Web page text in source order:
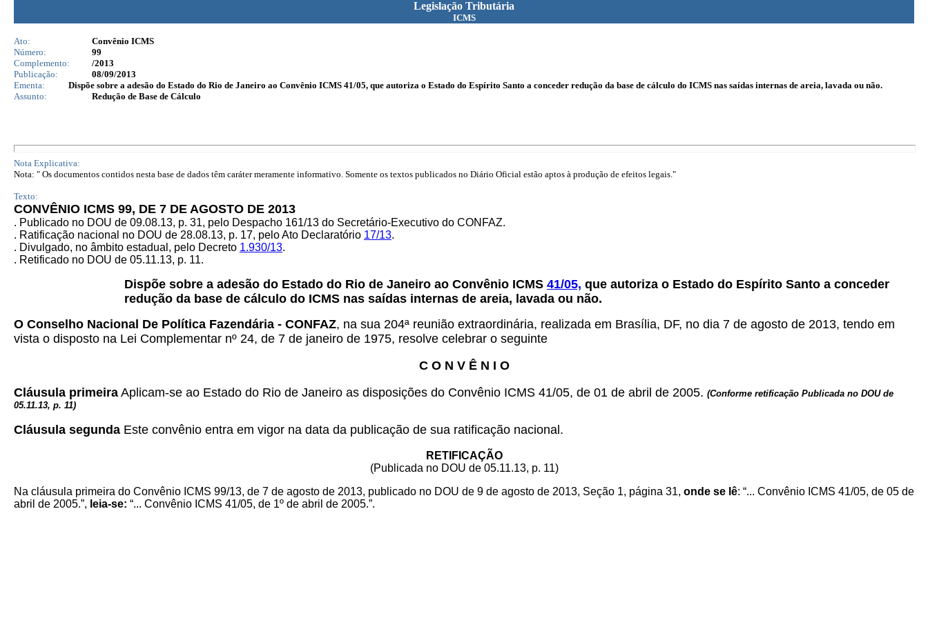
Legislação Tributária
ICMS
Ato:
Convênio ICMS
Número:
99
Complemento:
/2013
Publicação:
08/09/2013
Ementa:
Dispõe sobre a adesão do Estado do Rio de Janeiro ao Convênio ICMS 41/05, que autoriza o Estado do Espírito Santo a conceder redução da base de cálculo do ICMS nas saídas internas de areia, lavada ou não.
Assunto:
Redução de Base de Cálculo
Nota Explicativa:
Nota: " Os documentos contidos nesta base de dados têm caráter meramente informativo. Somente os textos publicados no Diário Oficial estão aptos à produção de efeitos legais."
Texto:
CONVÊNIO ICMS 99, DE 7 DE AGOSTO DE 2013
. Publicado no DOU de 09.08.13, p. 31, pelo Despacho 161/13 do Secretário-Executivo do CONFAZ.
. Ratificação nacional no DOU de 28.08.13, p. 17, pelo Ato Declaratório 17/13.
. Divulgado, no âmbito estadual, pelo Decreto 1.930/13.
. Retificado no DOU de 05.11.13, p. 11.
Dispõe sobre a adesão do Estado do Rio de Janeiro ao Convênio ICMS 41/05, que autoriza o Estado do Espírito Santo a conceder
redução da base de cálculo do ICMS nas saídas internas de areia, lavada ou não.
O Conselho Nacional De Política Fazendária - CONFAZ, na sua 204ª reunião extraordinária, realizada em Brasília, DF, no dia 7 de agosto de 2013, tendo em
vista o disposto na Lei Complementar nº 24, de 7 de janeiro de 1975, resolve celebrar o seguinte
C O N V Ê N I O
Cláusula primeira Aplicam-se ao Estado do Rio de Janeiro as disposições do Convênio ICMS 41/05, de 01 de abril de 2005. (Conforme retificação Publicada no DOU de
05.11.13, p. 11)
Cláusula segunda Este convênio entra em vigor na data da publicação de sua ratificação nacional.
RETIFICAÇÃO
(Publicada no DOU de 05.11.13, p. 11)
Na cláusula primeira do Convênio ICMS 99/13, de 7 de agosto de 2013, publicado no DOU de 9 de agosto de 2013, Seção 1, página 31, onde se lê: “... Convênio ICMS 41/05, de 05 de
abril de 2005.”, leia-se: “... Convênio ICMS 41/05, de 1º de abril de 2005.”.